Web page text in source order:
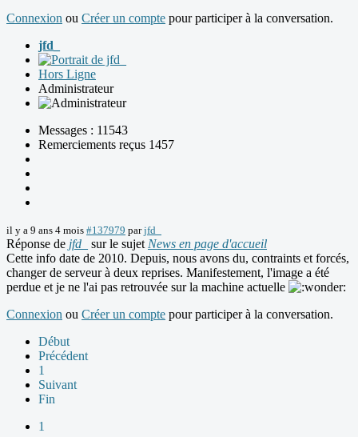
Connexion ou Créer un compte pour participer à la conversation.
jfd_
Hors Ligne
Administrateur
Messages : 11543
Remerciements reçus 1457
il y a 9 ans 4 mois #137979 parjfd_
Réponse de jfd_ sur le sujet News en page d'accueil
Cette info date de 2010. Depuis, nous avons du, contraints et forcés,
changer de serveur à deux reprises. Manifestement, l'image a été
perdue et je ne l'ai pas retrouvée sur la machine actuelle
Connexion ou Créer un compte pour participer à la conversation.
Début
Précédent
1
Suivant
Fin
1